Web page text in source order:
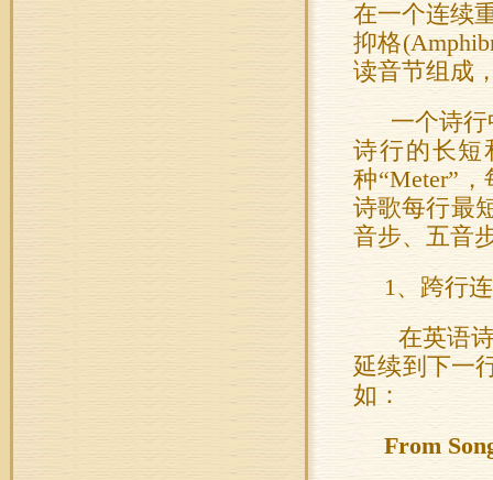
在一个连续
抑格
读音节组成
一个诗行
诗行的长短
种“Meter”
诗歌每行最
音步、五音
1、跨行
在英语
延续到下一
如：
From